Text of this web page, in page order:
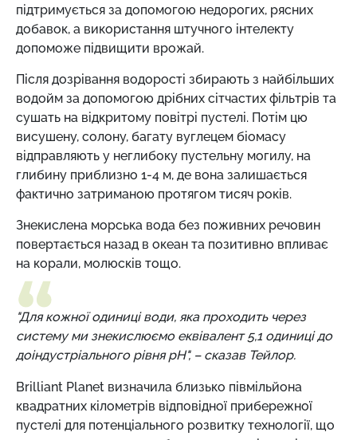
підтримується за допомогою недорогих, рясних
добавок, а використання штучного інтелекту
допоможе підвищити врожай.
Після дозрівання водорості збирають з найбільших
водойм за допомогою дрібних сітчастих фільтрів та
сушать на відкритому повітрі пустелі. Потім цю
висушену, солону, багату вуглецем біомасу
відправляють у неглибоку пустельну могилу, на
глибину приблизно 1-4 м, де вона залишається
фактично затриманою протягом тисяч років.
Знекислена морська вода без поживних речовин
повертається назад в океан та позитивно впливає
на корали, молюсків тощо.
"Для кожної одиниці води, яка проходить через
систему ми знекислюємо еквівалент 5,1 одиниці до
доіндустріального рівня pH", – сказав Тейлор.
Brilliant Planet визначила близько півмільйона
квадратних кілометрів відповідної прибережної
пустелі для потенціального розвитку технології, що